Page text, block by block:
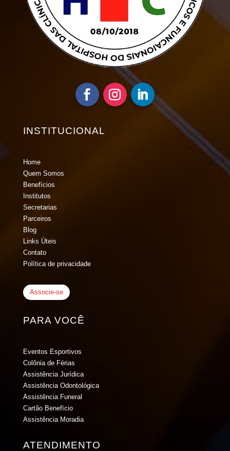
INSTITUCIONAL
Home
Quem Somos
Benefícios
Institutos
Secretarias
Parceiros
Blog
Links Úteis
Contato
Política de privacidade
Associe-se
PARA VOCÊ
Eventos Esportivos
Colônia de Férias
Assistência Jurídica
Assistência Odontológica
Assistência Funeral
Cartão Benefício
Assistência Moradia
ATENDIMENTO